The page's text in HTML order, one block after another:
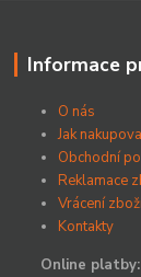
Informace
O nás
Jak
Obchodní
Reklamace
Vrácení
Kontakty
Online platby: